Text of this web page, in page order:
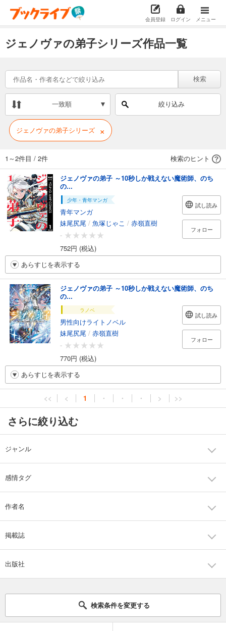
会員登録 ログイン メニュー
ジェノヴァの弟子シリーズ作品一覧
検索
一致順 絞り込み
ジェノヴァの弟子シリーズ ×
1～2件目 / 2件 検索のヒント
ジェノヴァの弟子 ～10秒しか戦えない魔術師、のち
の...
少年・青年マンガ
青年マンガ
妹尾尻尾 / 魚塚じゃこ / 赤嶺直樹
-
752円 (税込)
試し読み
フォロー
あらすじを表示する
ジェノヴァの弟子 ～10秒しか戦えない魔術師、のち
の...
ラノベ
男性向けライトノベル
妹尾尻尾 / 赤嶺直樹
-
770円 (税込)
試し読み
フォロー
あらすじを表示する
<< < 1 ・ ・ ・ > >>
さらに絞り込む
ジャンル
感情タグ
作者名
掲載誌
出版社
検索条件を変更する